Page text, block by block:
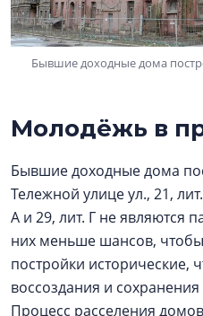
Бывшие доходные дома
Молодёжь в
Бывшие доходные дома
Тележной улице ул., 21,
А и 29, лит. Г не являются
них меньше шансов,
постройки исторические,
воссоздания и
Процесс расселения